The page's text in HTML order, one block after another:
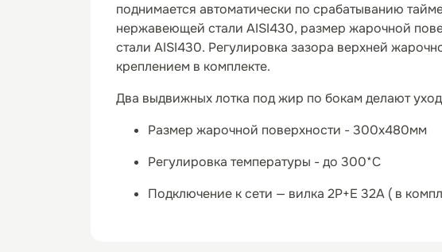
поднимается автоматически по срабатыванию
нержавеющей стали AISI430, размер жарочной
стали AISI430. Регулировка зазора верхней
креплением в комплекте.
Два выдвижных лотка под жир по бокам делают
Размер жарочной поверхности - 300х480мм
Регулировка температуры - до 300*С
Подключение к сети — вилка 2P+E 32А ( в